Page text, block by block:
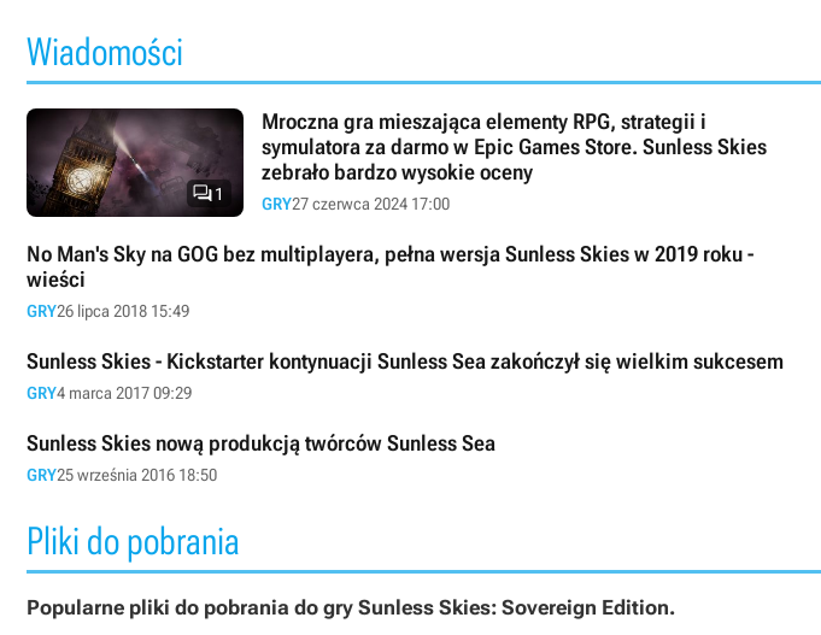
Wiadomości
1
Mroczna gra mieszająca elementy RPG, strategii i
symulatora za darmo w Epic Games Store. Sunless Skies
zebrało bardzo wysokie oceny
GRY27 czerwca 2024 17:00
No Man's Sky na GOG bez multiplayera, pełna wersja Sunless Skies w 2019 roku -
wieści
GRY26 lipca 2018 15:49
Sunless Skies - Kickstarter kontynuacji Sunless Sea zakończył się wielkim sukcesem
GRY4 marca 2017 09:29
Sunless Skies nową produkcją twórców Sunless Sea
GRY25 września 2016 18:50
Pliki do pobrania
Popularne pliki do pobrania do gry Sunless Skies: Sovereign Edition.